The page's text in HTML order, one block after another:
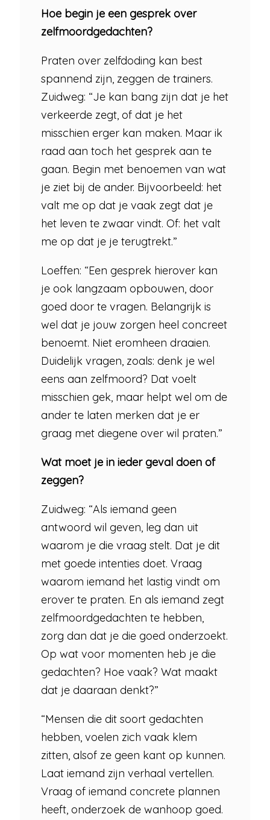
Hoe begin je een gesprek over
zelfmoordgedachten?
Praten over zelfdoding kan best
spannend zijn, zeggen de trainers.
Zuidweg: “Je kan bang zijn dat je het
verkeerde zegt, of dat je het
misschien erger kan maken. Maar ik
raad aan toch het gesprek aan te
gaan. Begin met benoemen van wat
je ziet bij de ander. Bijvoorbeeld: het
valt me op dat je vaak zegt dat je
het leven te zwaar vindt. Of: het valt
me op dat je je terugtrekt.”
Loeffen: “Een gesprek hierover kan
je ook langzaam opbouwen, door
goed door te vragen. Belangrijk is
wel dat je jouw zorgen heel concreet
benoemt. Niet eromheen draaien.
Duidelijk vragen, zoals: denk je wel
eens aan zelfmoord? Dat voelt
misschien gek, maar helpt wel om de
ander te laten merken dat je er
graag met diegene over wil praten.”
Wat moet je in ieder geval doen of
zeggen?
Zuidweg: “Als iemand geen
antwoord wil geven, leg dan uit
waarom je die vraag stelt. Dat je dit
met goede intenties doet. Vraag
waarom iemand het lastig vindt om
erover te praten. En als iemand zegt
zelfmoordgedachten te hebben,
zorg dan dat je die goed onderzoekt.
Op wat voor momenten heb je die
gedachten? Hoe vaak? Wat maakt
dat je daaraan denkt?”
“Mensen die dit soort gedachten
hebben, voelen zich vaak klem
zitten, alsof ze geen kant op kunnen.
Laat iemand zijn verhaal vertellen.
Vraag of iemand concrete plannen
heeft, onderzoek de wanhoop goed.